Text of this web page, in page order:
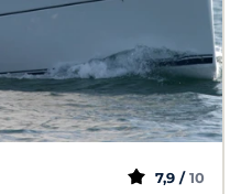
7,9 / 10